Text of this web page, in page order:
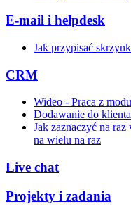
E-mail i helpdesk
Jak przypisać
CRM
Wideo - Praca z
Dodawanie do
Jak zaznaczyć na
na wielu na raz
Live chat
Projekty i zadania